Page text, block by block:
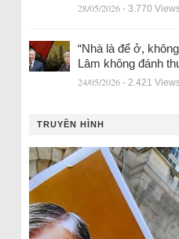
28/05/2026 - 3.770
“Nhà là để ở,
Lâm không đánh
24/05/2026 - 2.421
TRUYỀN HÌNH